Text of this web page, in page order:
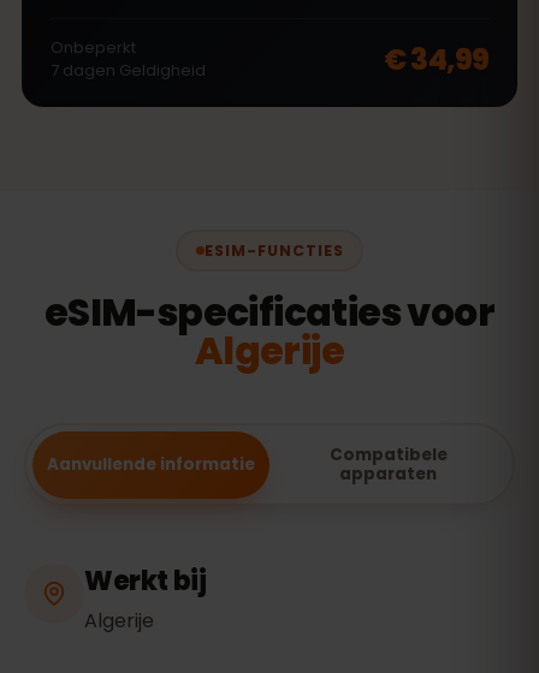
Onbeperkt
7 dagen Geldigheid € 34,99
ESIM-FUNCTIES
eSIM-specificaties voor
Algerije
Aanvullende informatie
Compatibele
apparaten
Werkt bij
Algerije